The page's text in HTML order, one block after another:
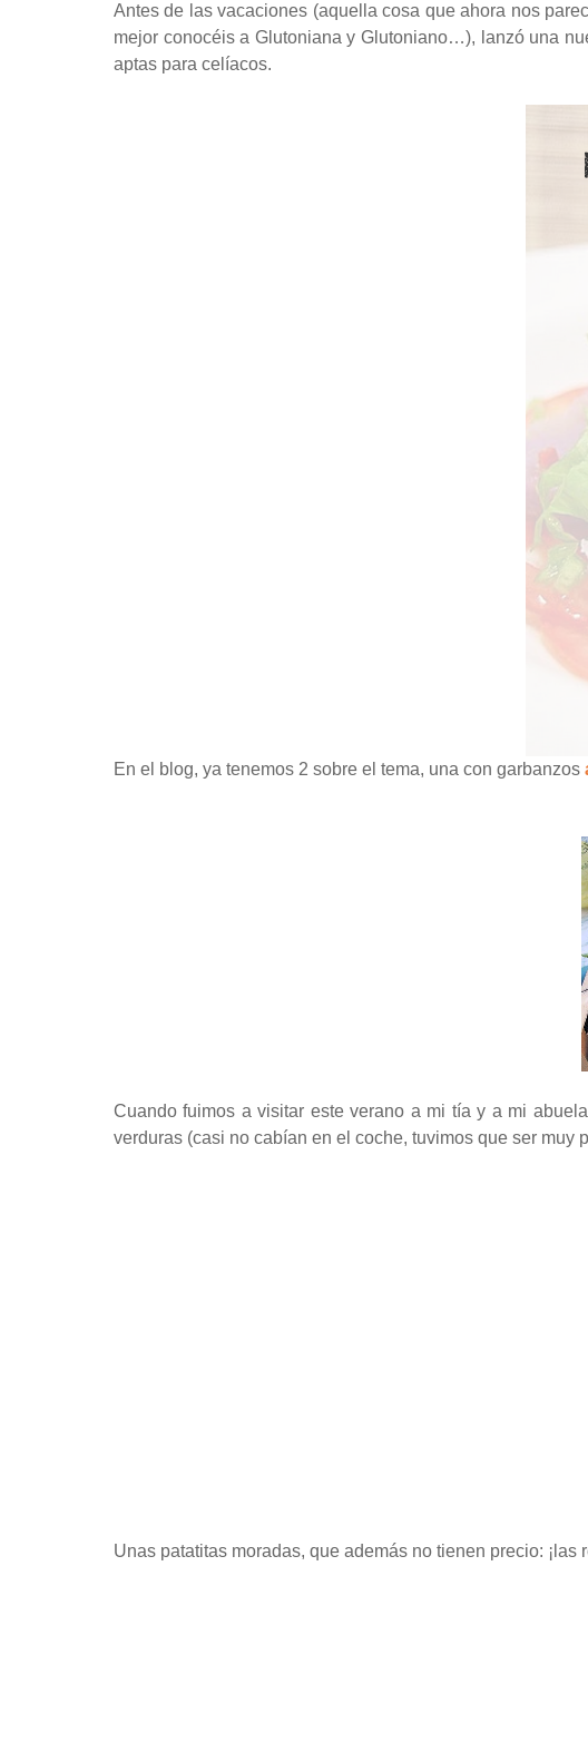
Antes de las vacaciones (aquella cosa que ahora nos
mejor conocéis a Glutoniana y Glutoniano…), lanzó una
aptas para celíacos.
En el blog, ya tenemos 2 sobre el tema, una con garbanzos
Cuando fuimos a visitar este verano a mi tía y a mi
verduras (casi no cabían en el coche, tuvimos que ser muy
Unas patatitas moradas, que además no tienen precio: ¡las